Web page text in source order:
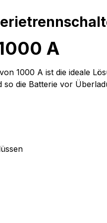
A
1000 A ist die ideale
die Batterie vor